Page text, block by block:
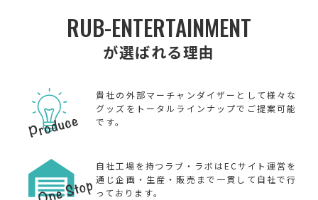
RUB-ENTERTAINMENT
が選ばれる理由
貴社の外部マーチャンダイザーとして様々な
グッズをトータルラインナップでご提案可能
です。
自社工場を持つラブ・ラボはECサイト運営を
通じ企画・生産・販売まで一貫して自社で行
っております。